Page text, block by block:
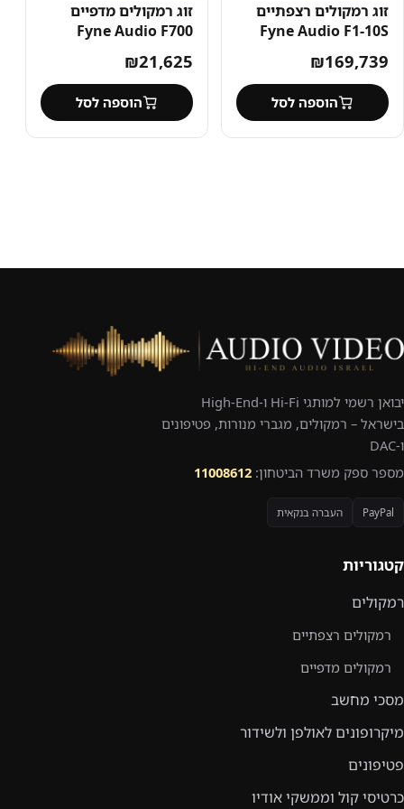
זוג רמקולים רצפתיים
Fyne Audio F1-10S
₪169,739
הוספה לסל
זוג רמקולים מדפיים
Fyne Audio F700
₪21,625
הוספה לסל
יבואן רשמי למותגי Hi-Fi ו-High-End
בישראל – רמקולים, מגברי מנורות, פטיפונים
ו-DAC
מספר ספק משרד הביטחון: 11008612
PayPal העברה בנקאית
קטגוריות
רמקולים
רמקולים רצפתיים
רמקולים מדפיים
מסכי מחשב
מיקרופונים לאולפן ולשידור
פטיפונים
כרטיסי קול וממשקי אודיו